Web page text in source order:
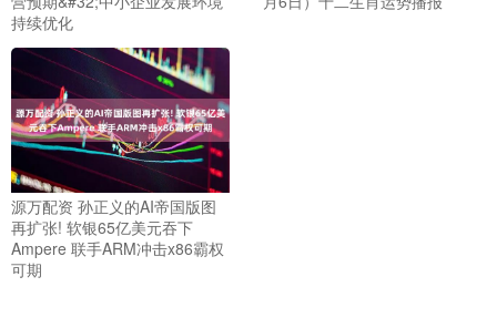
持续优化
源万配资 孙正义的AI帝国版图
再扩张! 软银65亿美元吞下
Ampere 联手ARM冲击x86霸权
可期